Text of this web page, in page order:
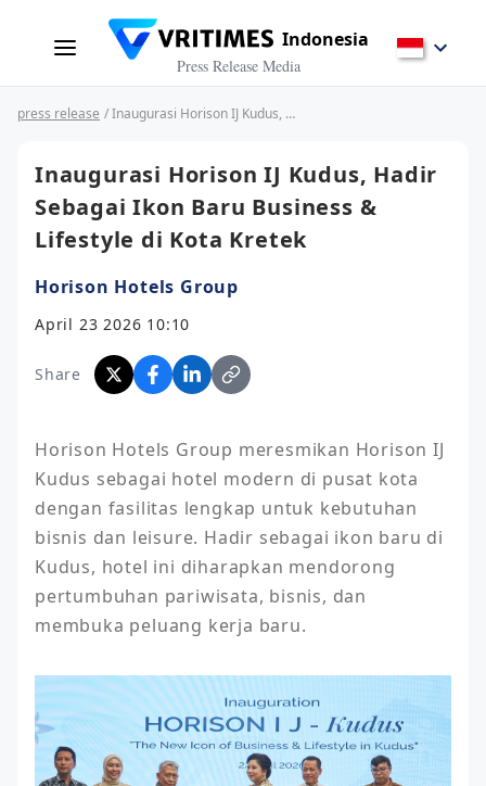
Indonesia
Press Release Media
press release / Inaugurasi Horison IJ Kudus, Hadir Sebagai Ikon Baru Business & Lifestyle di Kota Kretek
Inaugurasi Horison IJ Kudus, Hadir
Sebagai Ikon Baru Business &
Lifestyle di Kota Kretek
Horison Hotels Group
April 23 2026 10:10
Share
Horison Hotels Group meresmikan Horison IJ
Kudus sebagai hotel modern di pusat kota
dengan fasilitas lengkap untuk kebutuhan
bisnis dan leisure. Hadir sebagai ikon baru di
Kudus, hotel ini diharapkan mendorong
pertumbuhan pariwisata, bisnis, dan
membuka peluang kerja baru.